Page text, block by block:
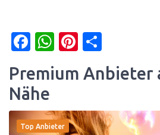
Facebook
WhatsApp
Pinterest
Premium Anbieter
Nähe
Top Anbieter